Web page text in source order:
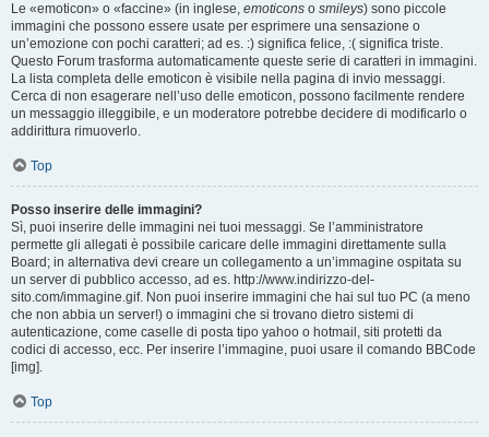
Le «emoticon» o «faccine» (in inglese, emoticons o smileys) sono piccole
immagini che possono essere usate per esprimere una sensazione o
un’emozione con pochi caratteri; ad es. :) significa felice, :( significa triste.
Questo Forum trasforma automaticamente queste serie di caratteri in immagini.
La lista completa delle emoticon è visibile nella pagina di invio messaggi.
Cerca di non esagerare nell’uso delle emoticon, possono facilmente rendere
un messaggio illeggibile, e un moderatore potrebbe decidere di modificarlo o
addirittura rimuoverlo.
Top
Posso inserire delle immagini?
Sì, puoi inserire delle immagini nei tuoi messaggi. Se l’amministratore
permette gli allegati è possibile caricare delle immagini direttamente sulla
Board; in alternativa devi creare un collegamento a un’immagine ospitata su
un server di pubblico accesso, ad es. http://www.indirizzo-del-
sito.com/immagine.gif. Non puoi inserire immagini che hai sul tuo PC (a meno
che non abbia un server!) o immagini che si trovano dietro sistemi di
autenticazione, come caselle di posta tipo yahoo o hotmail, siti protetti da
codici di accesso, ecc. Per inserire l’immagine, puoi usare il comando BBCode
[img].
Top